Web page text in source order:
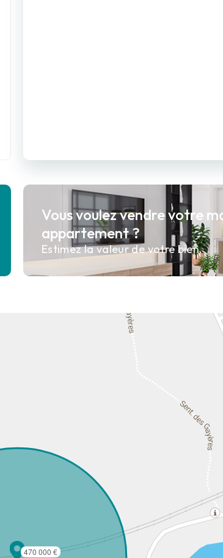
Vous voulez vendre votre
appartement ?
Estimez la valeur de votre bien.
470 000 €